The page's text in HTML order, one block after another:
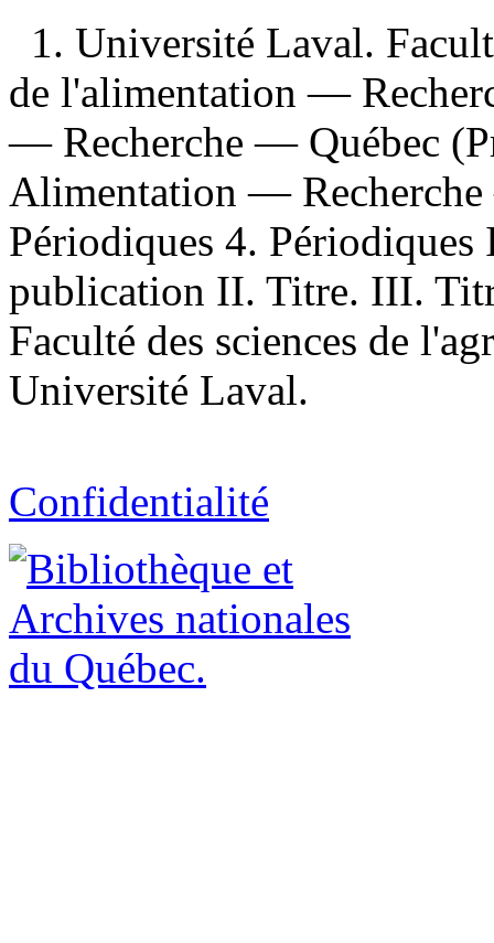
1. Université Laval.
de l'alimentation —
— Recherche — Québec
Alimentation —
Périodiques 4.
publication II. Titre. III.
Faculté des sciences de
Université Laval.
Confidentialité